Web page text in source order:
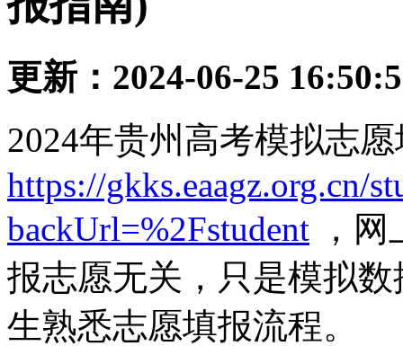
更新：2024-06-25
2024年贵州高考模拟志
https://gkks.eaagz.org.cn/
backUrl=%2Fstudent ，
报志愿无关，只是模拟
生熟悉志愿填报流程。